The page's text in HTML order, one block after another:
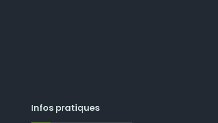
Infos pratiques